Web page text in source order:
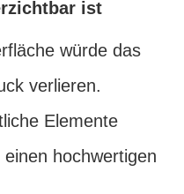
ist
würde das
verlieren.
Elemente
hochwertigen